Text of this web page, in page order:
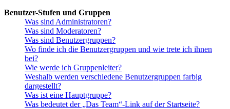
Benutzer-Stufen und Gruppen
Was sind Administratoren?
Was sind Moderatoren?
Was sind Benutzergruppen?
Wo finde ich die Benutzergruppen und wie trete ich ihnen
bei?
Wie werde ich Gruppenleiter?
Weshalb werden verschiedene Benutzergruppen farbig
dargestellt?
Was ist eine Hauptgruppe?
Was bedeutet der „Das Team“-Link auf der Startseite?